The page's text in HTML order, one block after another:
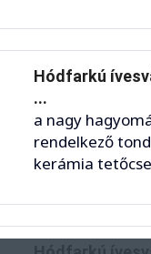
Hódfarkú
...
a nagy
rendelkező
kerámia